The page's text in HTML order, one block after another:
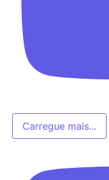
Carregue mais...